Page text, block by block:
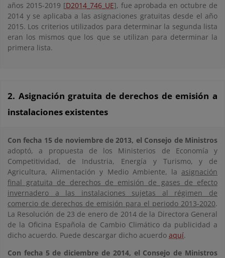
años 2015-2019 [D2014_746_UE], fue aprobada en octubre de
2014 y se aplicaba a las asignaciones gratuitas desde el año
2015. Los criterios utilizados para determinar la segunda lista
eran los mismos que los que se utilizan para determinar la
primera lista.
2. Asignación gratuita de derechos de emisión a
instalaciones existentes
Con fecha 15 de noviembre de 2013, el Consejo de Ministros
adoptó, a propuesta de los Ministerios de Economía y
Competitividad, de Industria, Energía y Turismo, y de
Agricultura, Alimentación y Medio Ambiente, la asignación
final gratuita de derechos de emisión de gases de efecto
invernadero a las instalaciones sujetas al régimen de
comercio de derechos de emisión para el periodo 2013-2020.
La Resolución de 23 de enero de 2014 de la Directora General
de la Oficina Española de Cambio Climático da publicidad a
dicho acuerdo. Puede descargar dicho acuerdo aquí.
Con fecha 5 de diciembre de 2014, el Consejo de Ministros